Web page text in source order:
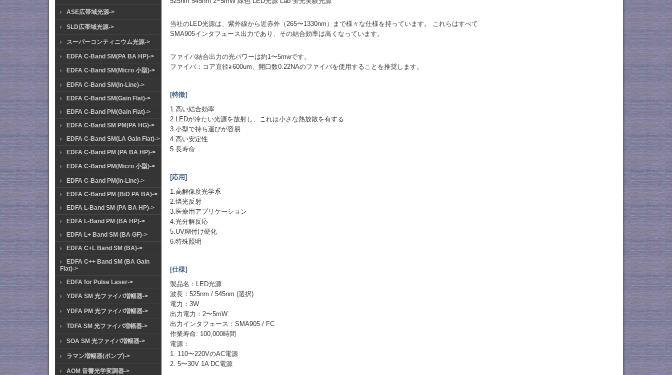
ASE広帯域光源->
SLD広帯域光源->
スーパーコンティニウム光源->
EDFA C-Band SM(PA BA HP)->
EDFA C-Band SM(Micro 小型)->
EDFA C-Band SM(In-Line)->
EDFA C-Band SM(Gain Flat)->
EDFA C-Band PM(Gain Flat)->
EDFA C-Band SM PM(PA HG)->
EDFA C-Band SM(LA Gain Flat)->
EDFA C-Band PM (PA BA HP)->
EDFA C-Band PM(Micro 小型)->
EDFA C-Band PM(In-Line)->
EDFA C-Band PM (BiD PA BA)->
EDFA L-Band SM (PA BA HP)->
EDFA L-Band PM (BA HP)->
EDFA L+ Band SM (BA GF)->
EDFA C+L Band SM (BA)->
EDFA C++ Band SM (BA Gain
Flat)->
EDFA for Pulse Laser->
YDFA SM 光ファイバ増幅器->
YDFA PM 光ファイバ増幅器->
TDFA SM 光ファイバ増幅器->
SOA SM 光ファイバ増幅器->
ラマン増幅器(ポンプ)->
AOM 音響光学変調器->
当社のLED光源は、紫外線から近赤外（265〜1330nm）まで様々な仕様を持っています。 これらはすべて
SMA905インタフェース出力であり、その結合効率は高くなっています。
ファイバ結合出力の光パワーは約1〜5mwです。
ファイバ：コア直径≧600um、開口数0.22NAのファイバを使用することを推奨します。
[特徴]
1.高い結合効率
2.LEDが冷たい光源を放射し、これは小さな熱放散を有する
3.小型で持ち運びが容易
4.高い安定性
5.長寿命
[応用]
1.高解像度光学系
2.燐光反射
3.医療用アプリケーション
4.光分解反応
5.UV糊付け硬化
6.特殊照明
[仕様]
製品名：LED光源
波長：525nm / 545nm (選択)
電力：3W
出力電力：2〜5mW
出力インタフェース：SMA905 / FC
作業寿命: 100,000時間
電源：
1. 110〜220VのAC電源
2. 5〜30V 1A DC電源